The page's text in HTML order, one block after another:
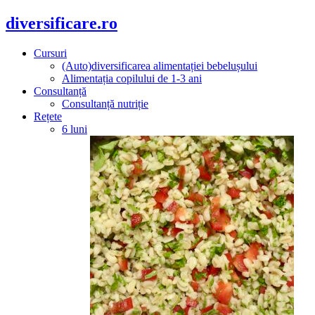
diversificare.ro
Cursuri
(Auto)diversificarea alimentației bebelușului
Alimentația copilului de 1-3 ani
Consultanță
Consultanță nutriție
Rețete
6 luni